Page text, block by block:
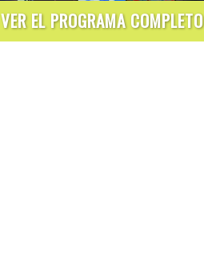
VER EL PROGRAMA COMPLETO